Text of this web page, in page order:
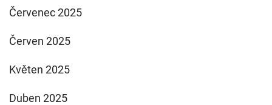
Červenec 2025
Červen 2025
Květen 2025
Duben 2025